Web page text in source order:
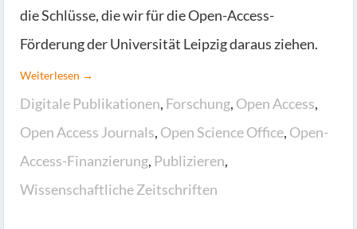
die Schlüsse, die wir für die Open-Access-
Förderung der Universität Leipzig daraus ziehen.
Weiterlesen →
Digitale Publikationen, Forschung, Open Access,
Open Access Journals, Open Science Office, Open-
Access-Finanzierung, Publizieren,
Wissenschaftliche Zeitschriften